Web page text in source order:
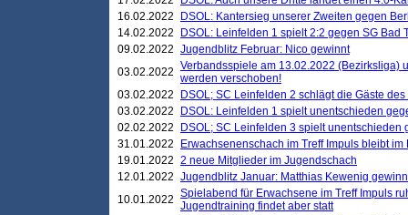
16.02.2022
DSOL: Kantersieg unserer Zweiten gegen
14.02.2022
DSOL: Leinfelden 1 spielt 2:2 gegen SG Bad
09.02.2022 Jugendblitz Februar: Nico gewinnt
03.02.2022 Verbandsspiele am 13.02.2022 (Bezirksliga)
werden verschoben!
03.02.2022
DSOL; SC Leinfelden 2 schlägt die Gäste
03.02.2022
DSOL: Leinfelden 1 spielt unentschieden
02.02.2022
DSOL; SC Leinfelden 3 spielt unentschieden
31.01.2022
Erwachsenenschach im Treff Impuls bleibt
19.01.2022 2 neue Mitglieder im Jugendschach
12.01.2022 Jugendblitz Januar: Matthias Kewenig
10.01.2022 Spielabend für Erwachsene im Treff Impuls
Jugendtraining findet aber statt